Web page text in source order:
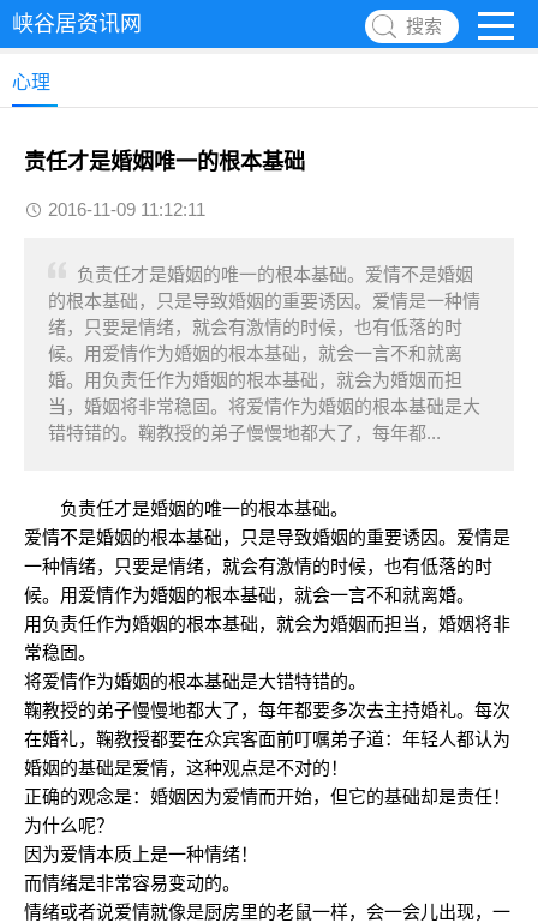
峡谷居资讯网 搜索
心理
责任才是婚姻唯一的根本基础
2016-11-09 11:12:11
负责任才是婚姻的唯一的根本基础。爱情不是婚姻
的根本基础，只是导致婚姻的重要诱因。爱情是一种情
绪，只要是情绪，就会有激情的时候，也有低落的时
候。用爱情作为婚姻的根本基础，就会一言不和就离
婚。用负责任作为婚姻的根本基础，就会为婚姻而担
当，婚姻将非常稳固。将爱情作为婚姻的根本基础是大
错特错的。鞠教授的弟子慢慢地都大了，每年都...
负责任才是婚姻的唯一的根本基础。
爱情不是婚姻的根本基础，只是导致婚姻的重要诱因。爱情是
一种情绪，只要是情绪，就会有激情的时候，也有低落的时
候。用爱情作为婚姻的根本基础，就会一言不和就离婚。
用负责任作为婚姻的根本基础，就会为婚姻而担当，婚姻将非
常稳固。
将爱情作为婚姻的根本基础是大错特错的。
鞠教授的弟子慢慢地都大了，每年都要多次去主持婚礼。每次
在婚礼，鞠教授都要在众宾客面前叮嘱弟子道：年轻人都认为
婚姻的基础是爱情，这种观点是不对的！
正确的观念是：婚姻因为爱情而开始，但它的基础却是责任！
为什么呢？
因为爱情本质上是一种情绪！
而情绪是非常容易变动的。
情绪或者说爱情就像是厨房里的老鼠一样，会一会儿出现，一